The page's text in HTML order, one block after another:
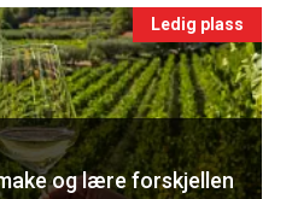
Ledig plass
og lære forskjellen